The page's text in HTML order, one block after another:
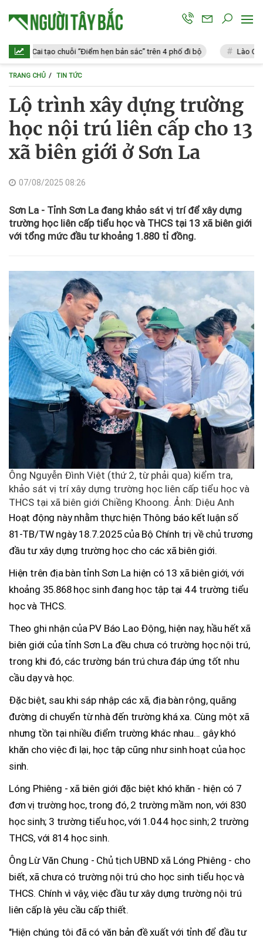
Cai tạo chuỗi “Điểm hẹn bản sắc” trên 4 phố đi bộ Lào Cai: Vi
TRANG CHỦ TIN TỨC
Lộ trình xây dựng trường
học nội trú liên cấp cho 13
xã biên giới ở Sơn La
07/08/2025 08:26
Sơn La - Tỉnh Sơn La đang khảo sát vị trí để xây dựng
trường học liên cấp tiểu học và THCS tại 13 xã biên giới
với tổng mức đầu tư khoảng 1.880 tỉ đồng.
Ông Nguyễn Đình Việt (thứ 2, từ phải qua) kiểm tra,
khảo sát vị trí xây dựng trường học liên cấp tiểu học và
THCS tại xã biên giới Chiềng Khoong. Ảnh: Diệu Anh
Hoạt động này nhằm thực hiện Thông báo kết luận số
81-TB/TW ngày 18.7.2025 của Bộ Chính trị về chủ trương
đầu tư xây dựng trường học cho các xã biên giới.
Hiện trên địa bàn tỉnh Sơn La hiện có 13 xã biên giới, với
khoảng 35.868 học sinh đang học tập tại 44 trường tiểu
học và THCS.
Theo ghi nhận của PV Báo Lao Động, hiện nay, hầu hết xã
biên giới của tỉnh Sơn La đều chưa có trường học nội trú,
trong khi đó, các trường bán trú chưa đáp ứng tốt nhu
cầu dạy và học.
Đặc biệt, sau khi sáp nhập các xã, địa bàn rộng, quãng
đường di chuyển từ nhà đến trường khá xa. Cùng một xã
nhưng tồn tại nhiều điểm trường khác nhau... gây khó
khăn cho việc đi lại, học tập cũng như sinh hoạt của học
sinh.
Lóng Phiêng - xã biên giới đặc biệt khó khăn - hiện có 7
đơn vị trường học, trong đó, 2 trường mầm non, với 830
học sinh; 3 trường tiểu học, với 1.044 học sinh; 2 trường
THCS, với 814 học sinh.
Ông Lừ Văn Chung - Chủ tịch UBND xã Lóng Phiêng - cho
biết, xã chưa có trường nội trú cho học sinh tiểu học và
THCS. Chính vì vậy, việc đầu tư xây dựng trường nội trú
liên cấp là yêu cầu cấp thiết.
"Hiện chúng tôi đã có văn bản đề xuất với tỉnh để đầu tư